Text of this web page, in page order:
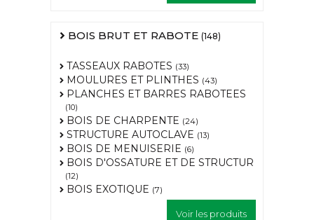
BOIS BRUT ET RABOTE (148)
TASSEAUX RABOTES (33)
MOULURES ET PLINTHES (43)
PLANCHES ET BARRES RABOTEES
(10)
BOIS DE CHARPENTE (24)
STRUCTURE AUTOCLAVE (13)
BOIS DE MENUISERIE (6)
BOIS D'OSSATURE ET DE STRUCTUR
(12)
BOIS EXOTIQUE (7)
Voir les produits